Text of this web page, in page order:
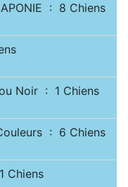
: 8 Chiens
Noir : 1 Chiens
: 6 Chiens
Chiens